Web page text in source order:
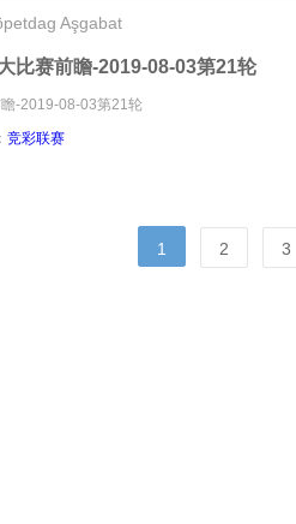
Aşgabat
比赛前瞻-2019-08-03第21轮
-2019-08-03第21轮
竞彩联赛
1 2 3